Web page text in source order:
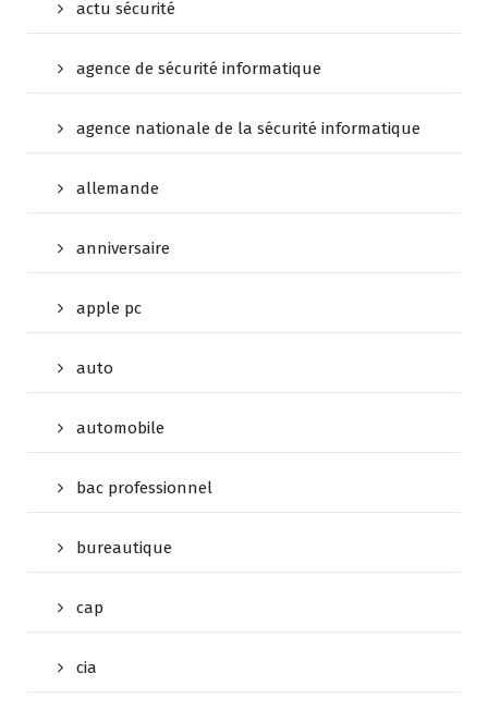
actu sécurité
agence de sécurité informatique
agence nationale de la sécurité informatique
allemande
anniversaire
apple pc
auto
automobile
bac professionnel
bureautique
cap
cia